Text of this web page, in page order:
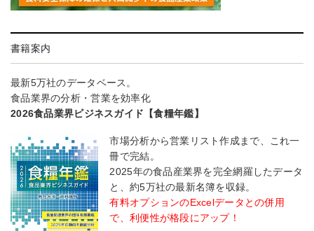
書籍案内
最新5万社のデータベース。
食品業界の分析・営業を効率化
2026食品業界ビジネスガイド【食糧年鑑】
市場分析から営業リスト作成まで、これ一
冊で完結。
2025年の食品産業界を完全網羅したデータ
と、約5万社の最新名簿を収録。
有料オプションのExcelデータとの併用
で、利便性が格段にアップ！